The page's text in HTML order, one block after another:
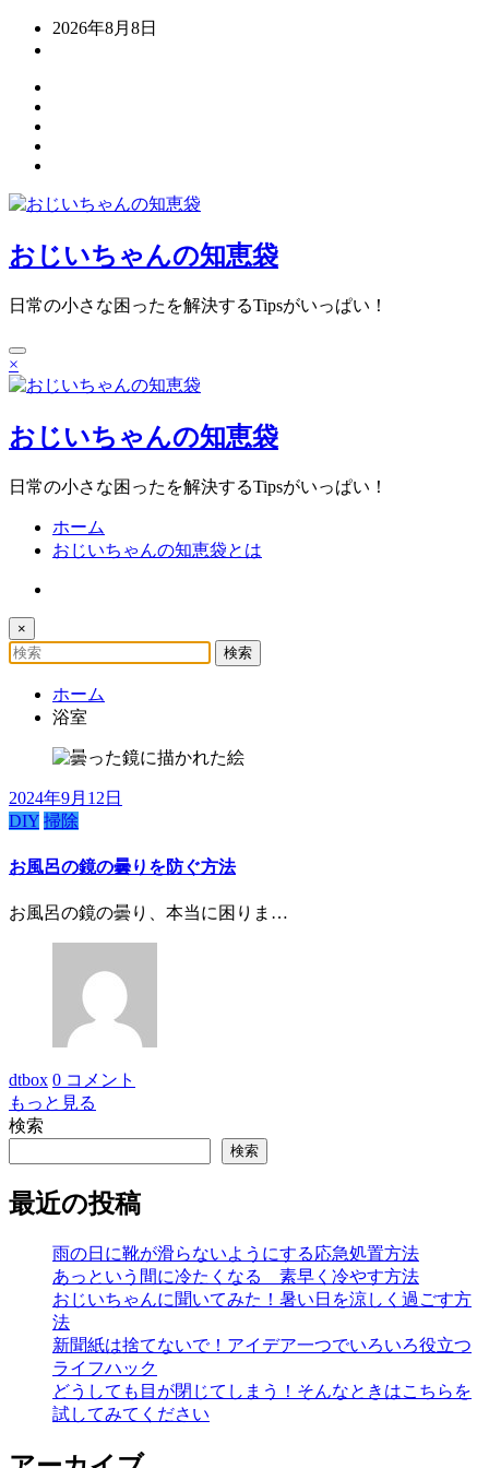
ッ
2026年8月8日
おじいちゃんの知恵袋
日常の小さな困ったを解決するTipsがいっぱい！
×
おじいちゃんの知恵袋
日常の小さな困ったを解決するTipsがいっぱい！
ホーム
おじいちゃんの知恵袋とは
×
ホーム
浴室
2024年9月12日
DIY 掃除
お風呂の鏡の曇りを防ぐ方法
お風呂の鏡の曇り、本当に困りま…
dtbox 0 コメント
もっと見る
検索
検索
最近の投稿
雨の日に靴が滑らないようにする応急処置方法
あっという間に冷たくなる 素早く冷やす方法
おじいちゃんに聞いてみた！暑い日を涼しく過ごす方
法
新聞紙は捨てないで！アイデア一つでいろいろ役立つ
ライフハック
どうしても目が閉じてしまう！そんなときはこちらを
試してみてください